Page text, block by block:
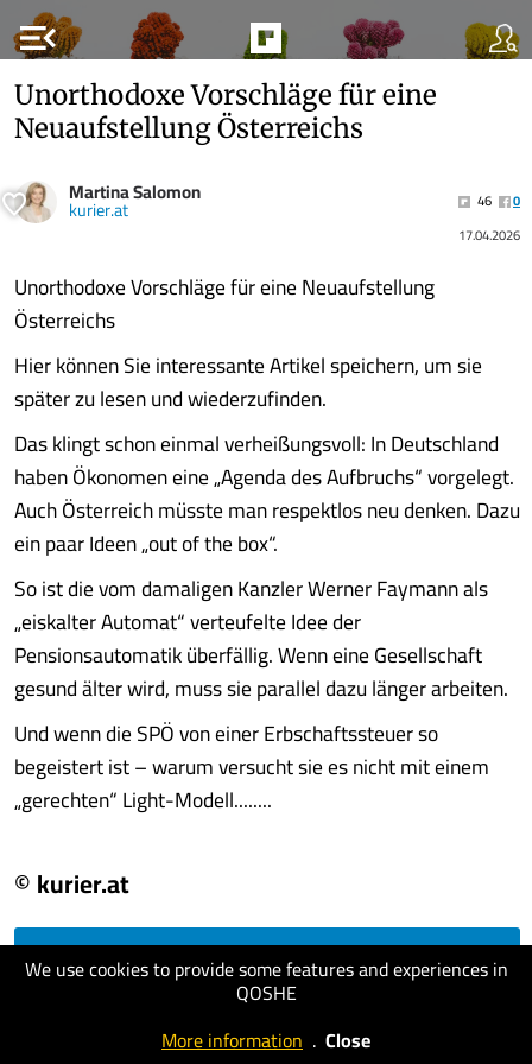
menu_open
We use cookies to provide some features and experiences in
QOSHE
More information . Close
Unorthodoxe Vorschläge für eine
Neuaufstellung Österreichs
Martina Salomon
kurier.at 46
0
17.04.2026
Unorthodoxe Vorschläge für eine Neuaufstellung
Österreichs
Hier können Sie interessante Artikel speichern, um sie
später zu lesen und wiederzufinden.
Das klingt schon einmal verheißungsvoll: In Deutschland
haben Ökonomen eine „Agenda des Aufbruchs“ vorgelegt.
Auch Österreich müsste man respektlos neu denken. Dazu
ein paar Ideen „out of the box“.
So ist die vom damaligen Kanzler Werner Faymann als
„eiskalter Automat“ verteufelte Idee der
Pensionsautomatik überfällig. Wenn eine Gesellschaft
gesund älter wird, muss sie parallel dazu länger arbeiten.
Und wenn die SPÖ von einer Erbschaftssteuer so
begeistert ist – warum versucht sie es nicht mit einem
„gerechten“ Light-Modell........
© kurier.at
visit website